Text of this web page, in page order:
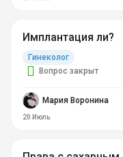
Имплантация ли?
Гинеколог
Вопрос закрыт
Мария Воронина
20 Июль